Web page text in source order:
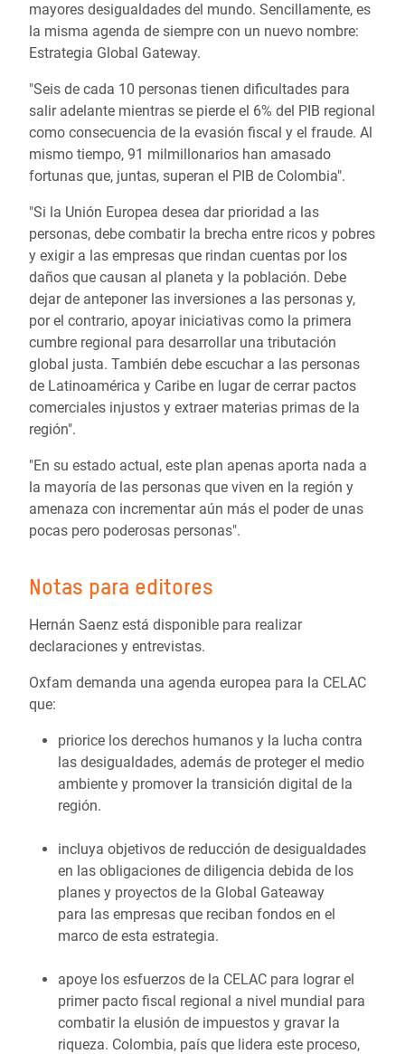
mayores desigualdades del mundo. Sencillamente, es
la misma agenda de siempre con un nuevo nombre:
Estrategia Global Gateway.
"Seis de cada 10 personas tienen dificultades para
salir adelante mientras se pierde el 6% del PIB regional
como consecuencia de la evasión fiscal y el fraude. Al
mismo tiempo, 91 milmillonarios han amasado
fortunas que, juntas, superan el PIB de Colombia".
"Si la Unión Europea desea dar prioridad a las
personas, debe combatir la brecha entre ricos y pobres
y exigir a las empresas que rindan cuentas por los
daños que causan al planeta y la población. Debe
dejar de anteponer las inversiones a las personas y,
por el contrario, apoyar iniciativas como la primera
cumbre regional para desarrollar una tributación
global justa. También debe escuchar a las personas
de Latinoamérica y Caribe en lugar de cerrar pactos
comerciales injustos y extraer materias primas de la
región".
"En su estado actual, este plan apenas aporta nada a
la mayoría de las personas que viven en la región y
amenaza con incrementar aún más el poder de unas
pocas pero poderosas personas".
Notas para editores
Hernán Saenz está disponible para realizar
declaraciones y entrevistas.
Oxfam demanda una agenda europea para la CELAC
que:
priorice los derechos humanos y la lucha contra
las desigualdades, además de proteger el medio
ambiente y promover la transición digital de la
región.
incluya objetivos de reducción de desigualdades
en las obligaciones de diligencia debida de los
planes y proyectos de la Global Gateaway
para las empresas que reciban fondos en el
marco de esta estrategia.
apoye los esfuerzos de la CELAC para lograr el
primer pacto fiscal regional a nivel mundial para
combatir la elusión de impuestos y gravar la
riqueza. Colombia, país que lidera este proceso,